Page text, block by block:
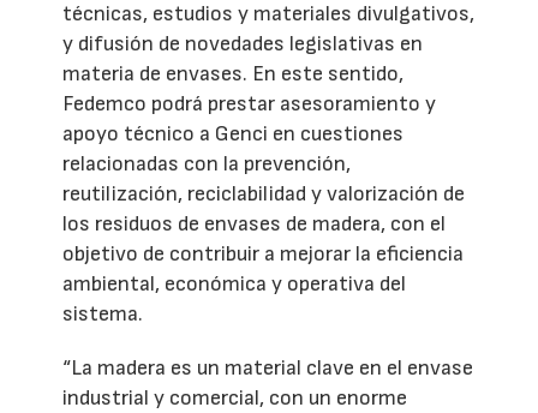
técnicas, estudios y materiales divulgativos,
y difusión de novedades legislativas en
materia de envases. En este sentido,
Fedemco podrá prestar asesoramiento y
apoyo técnico a Genci en cuestiones
relacionadas con la prevención,
reutilización, reciclabilidad y valorización de
los residuos de envases de madera, con el
objetivo de contribuir a mejorar la eficiencia
ambiental, económica y operativa del
sistema.
“La madera es un material clave en el envase
industrial y comercial, con un enorme